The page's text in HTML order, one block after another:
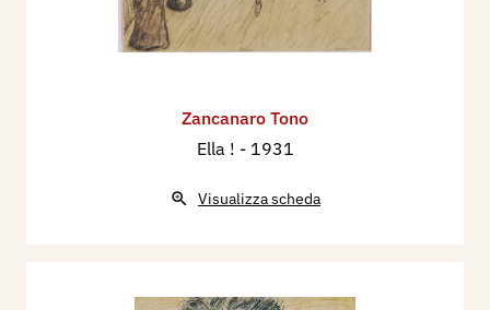
Zancanaro Tono
Ella ! - 1931
Visualizza scheda